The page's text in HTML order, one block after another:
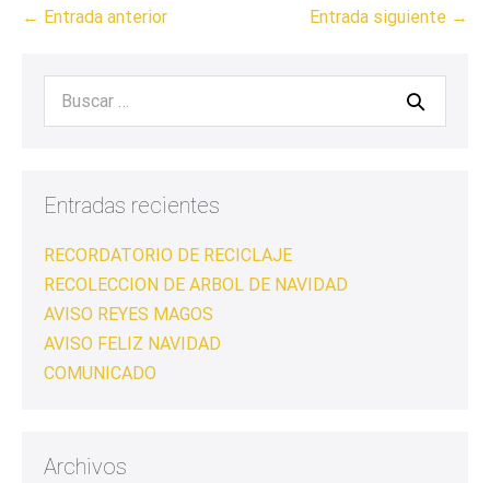
← Entrada anterior Entrada siguiente →
Entradas recientes
RECORDATORIO DE RECICLAJE
RECOLECCION DE ARBOL DE NAVIDAD
AVISO REYES MAGOS
AVISO FELIZ NAVIDAD
COMUNICADO
Archivos